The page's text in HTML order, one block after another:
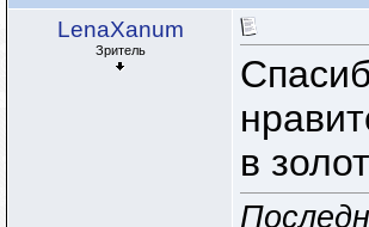
LenaXanum
Зритель
в